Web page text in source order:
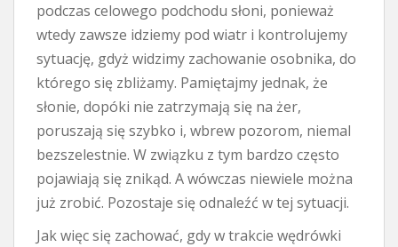
podczas celowego podchodu słoni, ponieważ
wtedy zawsze idziemy pod wiatr i kontrolujemy
sytuację, gdyż widzimy zachowanie osobnika, do
którego się zbliżamy. Pamiętajmy jednak, że
słonie, dopóki nie zatrzymają się na żer,
poruszają się szybko i, wbrew pozorom, niemal
bezszelestnie. W związku z tym bardzo często
pojawiają się znikąd. A wówczas niewiele można
już zrobić. Pozostaje się odnaleźć w tej sytuacji.
Jak więc się zachować, gdy w trakcie wędrówki